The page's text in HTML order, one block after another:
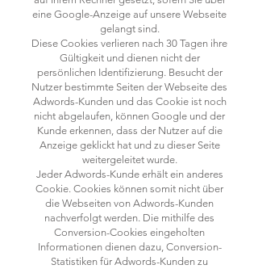
eine Google-Anzeige auf unsere Webseite
gelangt sind.
Diese Cookies verlieren nach 30 Tagen ihre
Gültigkeit und dienen nicht der
persönlichen Identifizierung. Besucht der
Nutzer bestimmte Seiten der Webseite des
Adwords-Kunden und das Cookie ist noch
nicht abgelaufen, können Google und der
Kunde erkennen, dass der Nutzer auf die
Anzeige geklickt hat und zu dieser Seite
weitergeleitet wurde.
Jeder Adwords-Kunde erhält ein anderes
Cookie. Cookies können somit nicht über
die Webseiten von Adwords-Kunden
nachverfolgt werden. Die mithilfe des
Conversion-Cookies eingeholten
Informationen dienen dazu, Conversion-
Statistiken für Adwords-Kunden zu